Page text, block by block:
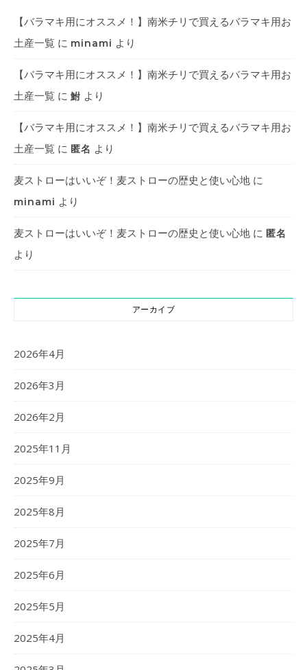
【バラマキ用にオススメ！】南米チリで買えるバラマキ用お
土産一覧 に minami より
【バラマキ用にオススメ！】南米チリで買えるバラマキ用お
土産一覧 に 鮒 より
【バラマキ用にオススメ！】南米チリで買えるバラマキ用お
土産一覧 に 匿名 より
麦ストローはいいぞ！麦ストローの歴史と使い心地 に
minami より
麦ストローはいいぞ！麦ストローの歴史と使い心地 に 匿名
より
アーカイブ
2026年4月
2026年3月
2026年2月
2025年11月
2025年9月
2025年8月
2025年7月
2025年6月
2025年5月
2025年4月